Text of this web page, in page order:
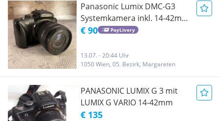
Panasonic Lumix DMC-G3
Systemkamera inkl. 14-42mm
Objektiv
€ 90 PayLivery
13.07. - 20:44 Uhr
1050 Wien, 05. Bezirk, Margareten
PANASONIC LUMIX G 3 mit
LUMIX G VARIO 14-42mm
€ 135